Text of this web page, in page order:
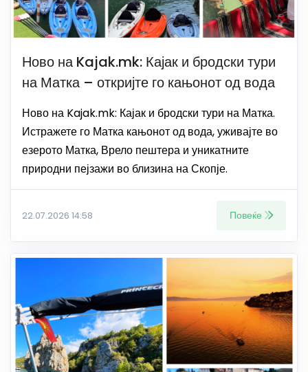
Ново на Kajak.mk: Кајак и бродски тури
на Матка – откријте го кањонот од вода
Ново на Kajak.mk: Кајак и бродски тури на Матка.
Истражете го Матка кањонот од вода, уживајте во
езерото Матка, Врело пештера и уникатните
природни пејзажи во близина на Скопје.
22.07.2026 14:58 Повеќе